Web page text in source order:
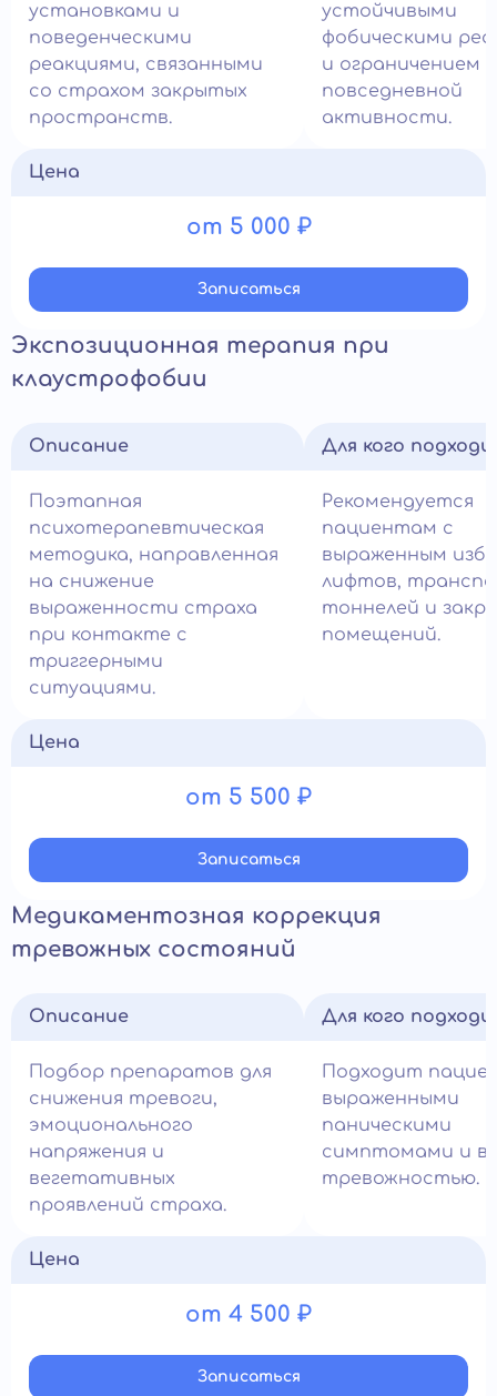
установками и
поведенческими
реакциями, связанными
со страхом закрытых
пространств.
устойчивыми
фобическими
и ограничением
повседневной
активности.
Цена
от 5 000 ₽
Записатьcя
Экспозиционная терапия при
клаустрофобии
Описание
Поэтапная
психотерапевтическая
методика, направленная
на снижение
выраженности страха
при контакте с
триггерными
ситуациями.
Для кого
Рекомендуется
пациентам с
выраженным
лифтов,
тоннелей и
помещений.
Цена
от 5 500 ₽
Записатьcя
Медикаментозная коррекция
тревожных состояний
Описание
Подбор препаратов для
снижения тревоги,
эмоционального
напряжения и
вегетативных
проявлений страха.
Для кого
Подходит
выраженными
паническими
симптомами и
тревожностью.
Цена
от 4 500 ₽
Записатьcя